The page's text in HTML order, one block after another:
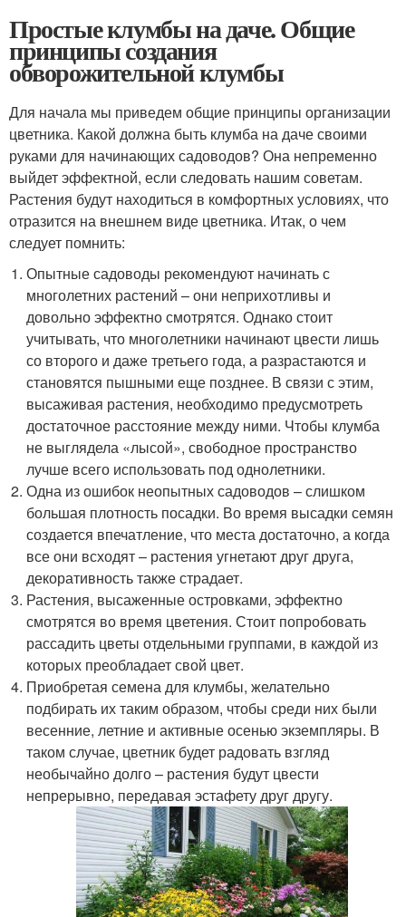
Простые клумбы на даче. Общие
принципы создания
обворожительной клумбы
Для начала мы приведем общие принципы организации
цветника. Какой должна быть клумба на даче своими
руками для начинающих садоводов? Она непременно
выйдет эффектной, если следовать нашим советам.
Растения будут находиться в комфортных условиях, что
отразится на внешнем виде цветника. Итак, о чем
следует помнить:
Опытные садоводы рекомендуют начинать с
многолетних растений – они неприхотливы и
довольно эффектно смотрятся. Однако стоит
учитывать, что многолетники начинают цвести лишь
со второго и даже третьего года, а разрастаются и
становятся пышными еще позднее. В связи с этим,
высаживая растения, необходимо предусмотреть
достаточное расстояние между ними. Чтобы клумба
не выглядела «лысой», свободное пространство
лучше всего использовать под однолетники.
Одна из ошибок неопытных садоводов – слишком
большая плотность посадки. Во время высадки семян
создается впечатление, что места достаточно, а когда
все они всходят – растения угнетают друг друга,
декоративность также страдает.
Растения, высаженные островками, эффектно
смотрятся во время цветения. Стоит попробовать
рассадить цветы отдельными группами, в каждой из
которых преобладает свой цвет.
Приобретая семена для клумбы, желательно
подбирать их таким образом, чтобы среди них были
весенние, летние и активные осенью экземпляры. В
таком случае, цветник будет радовать взгляд
необычайно долго – растения будут цвести
непрерывно, передавая эстафету друг другу.